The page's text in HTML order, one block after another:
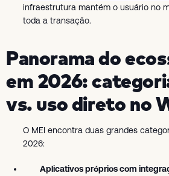
infraestrutura mantém o usuário no
toda a transação.
Panorama do
em 2026:
vs. uso direto no
O MEI encontra duas grandes
2026:
Aplicativos próprios com